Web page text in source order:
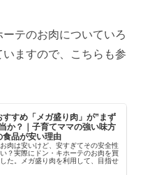
テのお肉についていろ
ますので、こちらも参
すすめ「メガ盛り肉」が”まず
か？｜子育てママの強い味方
食品が安い理由
肉は安いけど、安すぎてその安全性
？実際にドン・キホーテのお肉を買
た。メガ盛り肉を利用して、目指せ